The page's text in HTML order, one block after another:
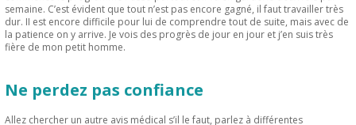
semaine. C’est évident que tout n’est pas encore gagné, il faut travailler très
dur. II est encore difficile pour lui de comprendre tout de suite, mais avec de
la patience on y arrive. Je vois des progrès de jour en jour et j’en suis très
fière de mon petit homme.
Ne perdez pas confiance
Allez chercher un autre avis médical s’il le faut, parlez à différentes